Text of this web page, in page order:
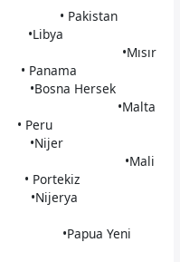
•Libya
Hersek
•Nijer
•Mali
Yeni